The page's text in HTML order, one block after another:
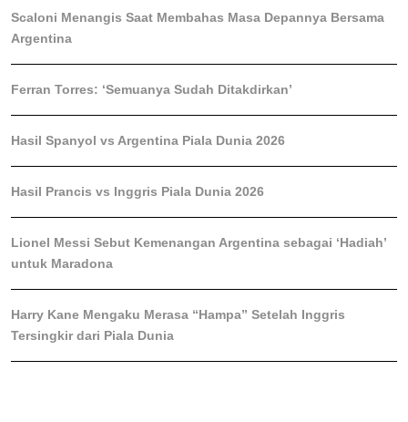
Scaloni Menangis Saat Membahas Masa Depannya Bersama
Argentina
Ferran Torres: ‘Semuanya Sudah Ditakdirkan’
Hasil Spanyol vs Argentina Piala Dunia 2026
Hasil Prancis vs Inggris Piala Dunia 2026
Lionel Messi Sebut Kemenangan Argentina sebagai ‘Hadiah’
untuk Maradona
Harry Kane Mengaku Merasa “Hampa” Setelah Inggris
Tersingkir dari Piala Dunia